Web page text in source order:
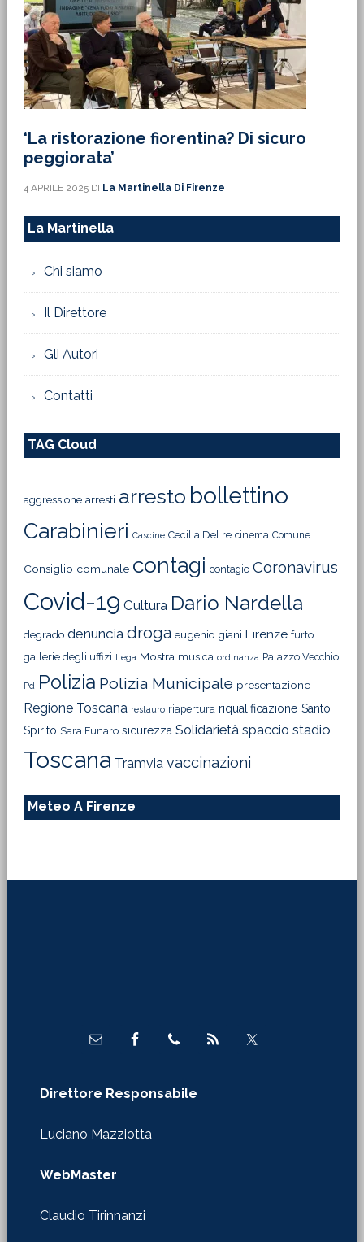
‘La ristorazione fiorentina? Di sicuro
peggiorata’
4 APRILE 2025DI La Martinella Di Firenze
La Martinella
Chi siamo
Il Direttore
Gli Autori
Contatti
TAG Cloud
aggressione arresti arresto bollettino
Carabinieri Cascine Cecilia Del re cinema Comune
Consiglio comunale contagi contagio Coronavirus
Covid-19 Cultura Dario Nardella
degrado denuncia droga eugenio giani Firenze furto
gallerie degli uffizi Lega Mostra musica ordinanza Palazzo Vecchio
Pd Polizia Polizia Municipale presentazione
Regione Toscana restauro riapertura riqualificazione Santo
Spirito Sara Funaro sicurezza Solidarietà spaccio stadio
Toscana Tramvia vaccinazioni
Meteo A Firenze